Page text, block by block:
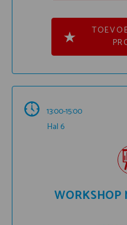
13:00-15:00
Hal 6
WORKSHOP